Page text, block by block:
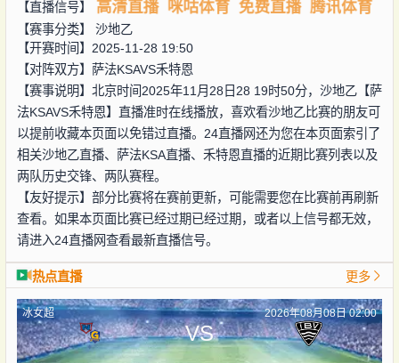
【直播信号】
高清直播 咪咕体育 免费直播 腾讯体育
【赛事分类】 沙地乙
【开赛时间】2025-11-28 19:50
【对阵双方】 萨法KSAVS禾特恩
【赛事说明】北京时间2025年11月28日28 19时50分，沙地乙【萨
法KSAVS禾特恩】直播准时在线播放，喜欢看沙地乙比赛的朋友可
以提前收藏本页面以免错过直播。24直播网还为您在本页面索引了
相关沙地乙直播、萨法KSA直播、禾特恩直播的近期比赛列表以及
两队历史交锋、两队赛程。
【友好提示】部分比赛将在赛前更新，可能需要您在比赛前再刷新
查看。如果本页面比赛已经过期已经过期，或者以上信号都无效，
请进入24直播网查看最新直播信号。
热点直播 更多
冰女超 2026年08月08日 02:00
VS